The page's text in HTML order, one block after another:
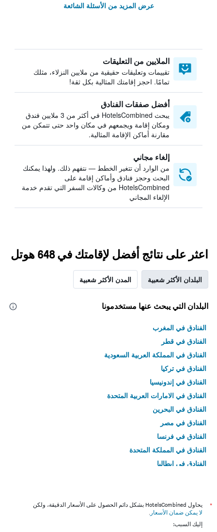
عرض المزيد من الأسئلة الشائعة
الملايين من التعليقات
تقييمات وتعليقات حقيقية من ملايين النزلاء، مثلك
تمامًا. احجز إقامتك المثالية بكل ثقة!
أفضل صفقات الفنادق
يبحث HotelsCombined في أكثر من 3 ملايين فندق
ومكان إقامة ويجمعهم في مكان واحد حتى تتمكن من
مقارنة أماكن الإقامة المثالية.
إلغاء مجاني
من الوارد أن تتغير الخطط — نتفهم ذلك. ولهذا يمكنك
البحث وحجز فنادق وأماكن إقامة على
HotelsCombined من وكالات السفر التي تقدم خدمة
الإلغاء المجاني
اعثر على نتائج أفضل لإقامتك في 648 هوتل
البلدان الأكثر شعبية المدن الأكثر شعبية
البلدان التي يبحث عنها مستخدمونا
الفنادق في المغرب
الفنادق في قطر
الفنادق في المملكة العربية السعودية
الفنادق في تركيا
الفنادق في إندونيسيا
الفنادق في الامارات العربية المتحدة
الفنادق في البحرين
الفنادق في مصر
الفنادق في فرنسا
الفنادق في المملكة المتحدة
الفنادق في إيطاليا
*
يحاول HotelsCombined بشكل دائم الحصول على الأسعار الدقيقة، ولكن
لا يمكن ضمان الأسعار .
إليك السبب: